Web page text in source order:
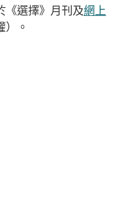
《選擇》月刊及網上
）。